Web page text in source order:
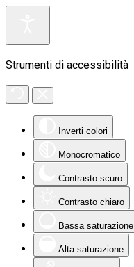
Strumenti di accessibilità
Inverti colori
Monocromatico
Contrasto scuro
Contrasto chiaro
Bassa saturazione
Alta saturazione